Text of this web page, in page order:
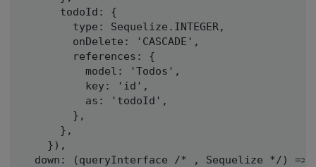
      todoId: {
        type: Sequelize.INTEGER,
        onDelete: 'CASCADE',
        references: {
          model: 'Todos',
          key: 'id',
          as: 'todoId',
        },
      },
    }),
  down: (queryInterface /* , Sequelize */) =>